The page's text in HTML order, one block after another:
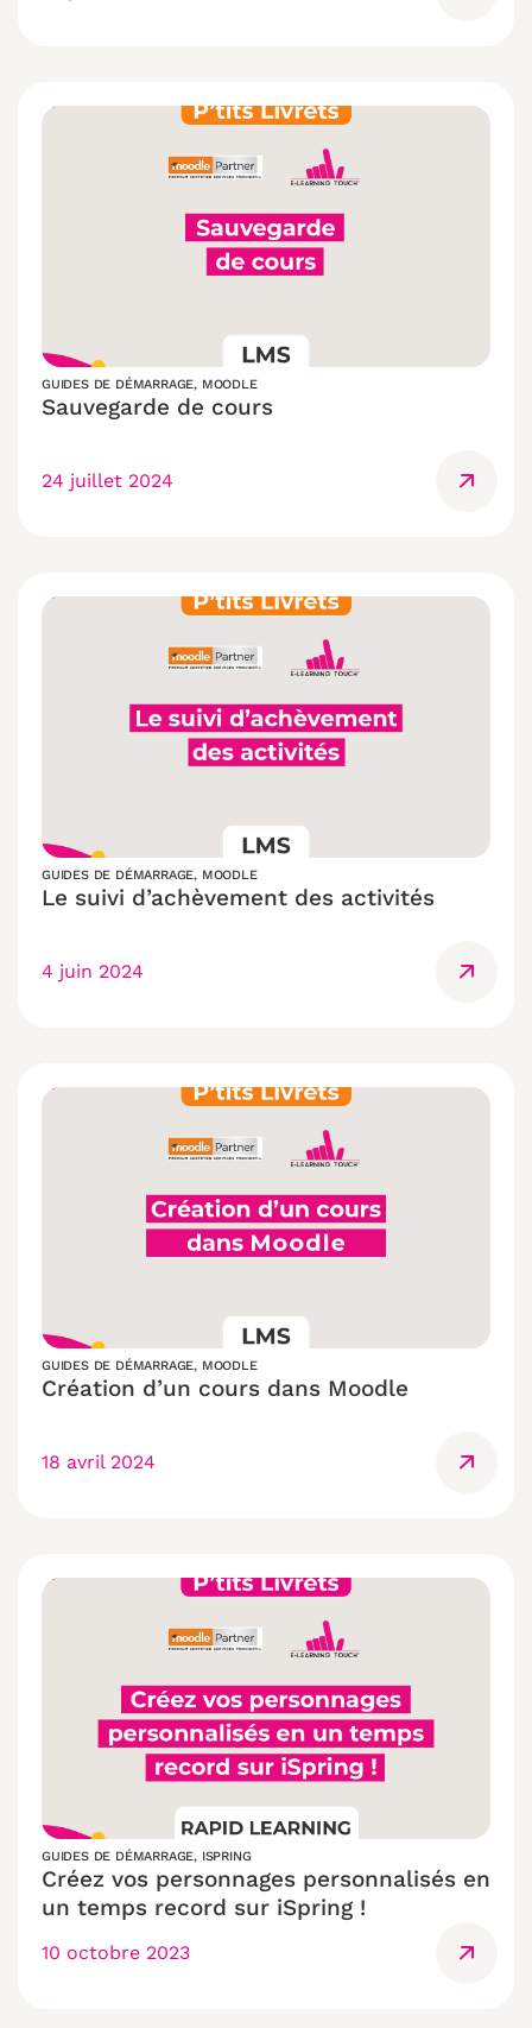
GUIDES DE DÉMARRAGE, MOODLE
Sauvegarde de cours
24 juillet 2024
GUIDES DE DÉMARRAGE, MOODLE
Le suivi d’achèvement des activités
4 juin 2024
GUIDES DE DÉMARRAGE, MOODLE
Création d’un cours dans Moodle
18 avril 2024
GUIDES DE DÉMARRAGE, ISPRING
Créez vos personnages personnalisés en
un temps record sur iSpring !
10 octobre 2023